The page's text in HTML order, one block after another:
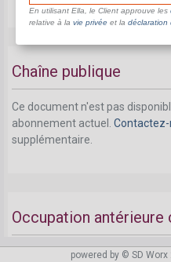
Chaîne publique
Ce document n'est pas
abonnement actuel. Contactez-
supplémentaire.
Occupation antérieure
Ce document n'est pas
powered by © SD Worx
En utilisant Ella, le Client approuve les
relative à la vie privéeet la déclaration